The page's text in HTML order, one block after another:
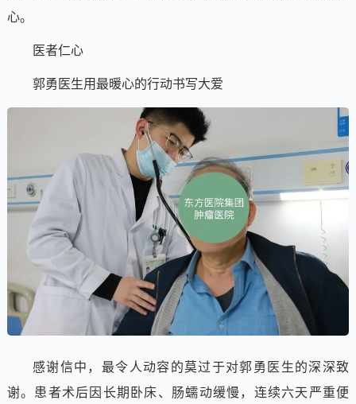
心。
医者仁心
郭勇医生用最暖心的行动书写大爱
感谢信中，最令人动容的莫过于对郭勇医生的深深致
谢。患者术后因长期卧床、肠蠕动缓慢，连续六天严重便